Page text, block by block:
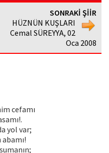
SONRAKİ ŞİİR
HÜZNÜN KUŞLARI
Cemal SÜREYYA, 02
Oca 2008
cefamı
yol var;